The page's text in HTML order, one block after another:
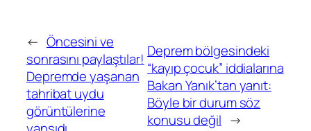
← Öncesini ve
sonrasını paylaştılar!
Depremde yaşanan
tahribat uydu
görüntülerine
Deprem bölgesindeki
“kayıp çocuk” iddialarına
Bakan Yanık’tan yanıt:
Böyle bir durum söz
konusu değil →